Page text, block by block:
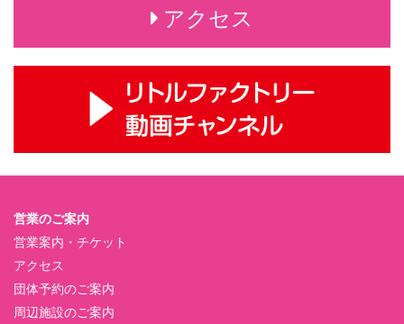
アクセス
営業のご案内
営業案内・チケット
アクセス
団体予約のご案内
周辺施設のご案内